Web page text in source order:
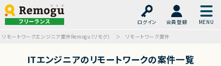
フリーランス ログイン
会員登録
リモートワークエンジニア案件Remogu（リモグ）
リモートワーク案件
ITエンジニアのリモートワークの案件一覧